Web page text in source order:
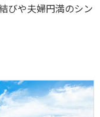
びや夫婦円満のシン